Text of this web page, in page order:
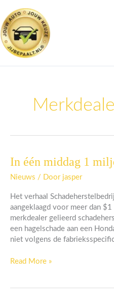
naar
de
inhoud
In één middag 1
Nieuws / Door jasper
Het verhaal
aangeklaagd voor meer dan
merkdealer gelieerd
een hagelschade aan een
niet volgens de
In
middag
1
miljoen
verliezen!
Read More »